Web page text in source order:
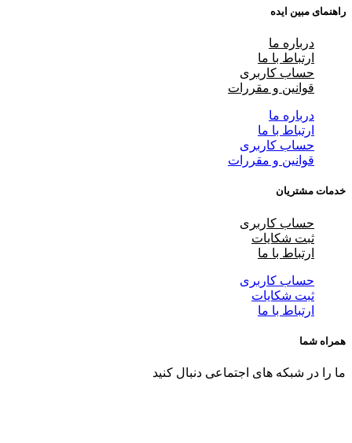
راهنمای مبین ایده
درباره ما
ارتباط با ما
حساب کاربری
قوانین و مقررات
درباره ما
ارتباط با ما
حساب کاربری
قوانین و مقررات
خدمات مشتریان
حساب کاربری
ثبت شکایات
ارتباط با ما
حساب کاربری
ثبت شکایات
ارتباط با ما
همراه شما
ما را در شبکه های اجتماعی دنبال کنید